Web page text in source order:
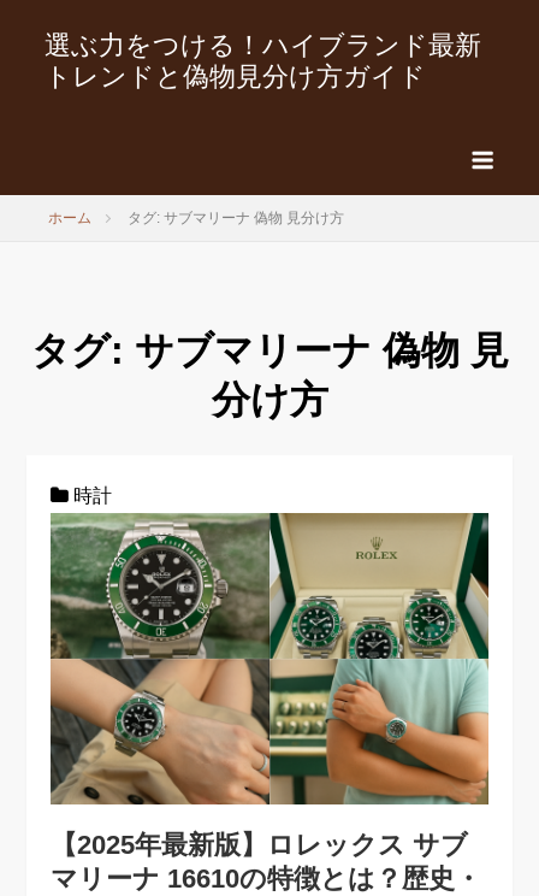
選ぶ力をつける！ハイブランド最新
トレンドと偽物見分け方ガイド
ホーム タグ: サブマリーナ 偽物 見分け方
タグ: サブマリーナ 偽物 見
分け方
時計
【2025年最新版】ロレックス サブ
マリーナ 16610の特徴とは？歴史・